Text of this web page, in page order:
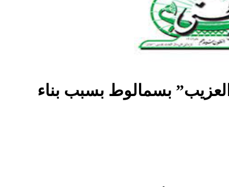
بسمالوط بسبب بناء